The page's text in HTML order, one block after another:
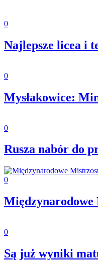
0
Najlepsze licea i
0
Mysłakowice:
0
Rusza nabór do
0
Międzynarodowe
0
Są już wyniki